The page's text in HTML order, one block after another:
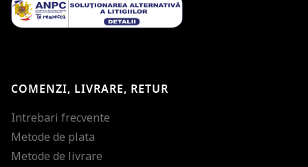
COMENZI, LIVRARE, RETUR
Intrebari frecvente
Metode de plata
Metode de livrare